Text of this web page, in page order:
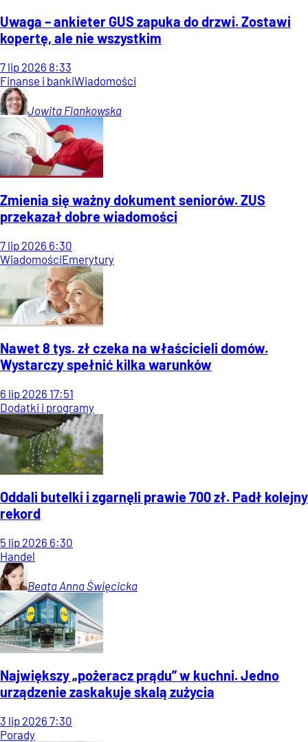
Uwaga – ankieter GUS zapuka do drzwi. Zostawi
kopertę, ale nie wszystkim
7 lip 2026 8:33
Finanse i bankiWiadomości
Jowita Flankowska
Zmienia się ważny dokument seniorów. ZUS
przekazał dobre wiadomości
7 lip 2026 6:30
WiadomościEmerytury
Nawet 8 tys. zł czeka na właścicieli domów.
Wystarczy spełnić kilka warunków
6 lip 2026 17:51
Dodatki i programy
Oddali butelki i zgarnęli prawie 700 zł. Padł kolejny
rekord
5 lip 2026 6:30
Handel
Beata Anna Święcicka
Największy „pożeracz prądu” w kuchni. Jedno
urządzenie zaskakuje skalą zużycia
3 lip 2026 7:30
Porady